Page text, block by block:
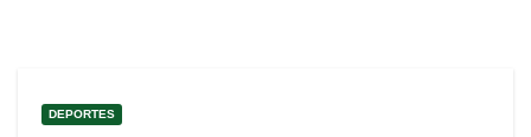
DEPORTES